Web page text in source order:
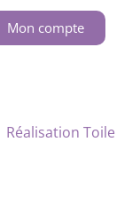
Mon compte
Réalisation Toile